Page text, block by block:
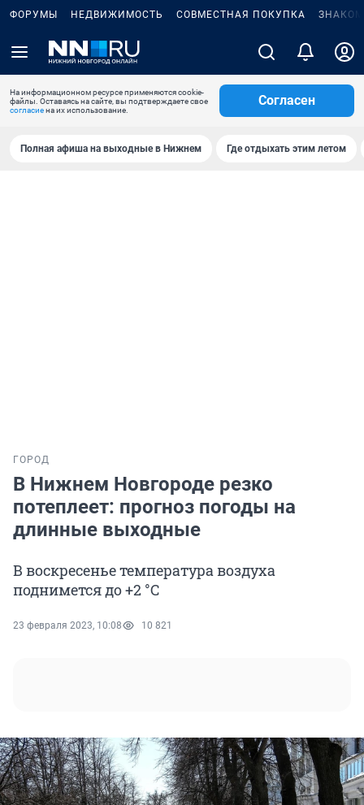
ФОРУМЫ НЕДВИЖИМОСТЬ СОВМЕСТНАЯ ПОКУПКА
На информационном ресурсе применяются cookie-
файлы. Оставаясь на сайте, вы подтверждаете свое
согласиена их использование.
Согласен
Полная афиша на выходные в Нижнем Где отдыхать этим летом
ГОРОД
В Нижнем Новгороде резко
потеплеет: прогноз погоды на
длинные выходные
В воскресенье температура воздуха
поднимется до +2 °C
23 февраля 2023, 10:08 10 821